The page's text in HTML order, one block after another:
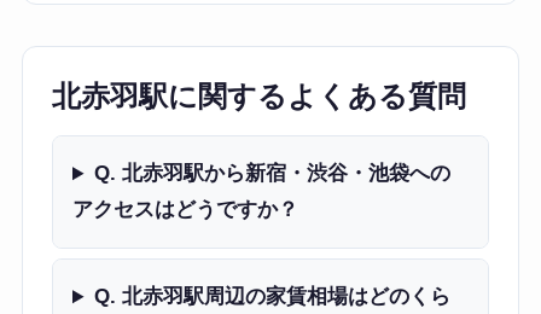
北赤羽駅に関するよくある質問
Q. 北赤羽駅から新宿・渋谷・池袋への
アクセスはどうですか？
Q. 北赤羽駅周辺の家賃相場はどのくら